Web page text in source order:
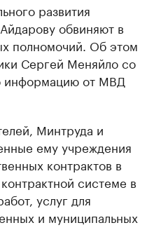
развития
обвиняют в
полномочий. Об этом
Сергей Меняйло со
информацию от МВД
Минтруда и
ему учреждения
контрактов в
системе в
услуг для
и муниципальных